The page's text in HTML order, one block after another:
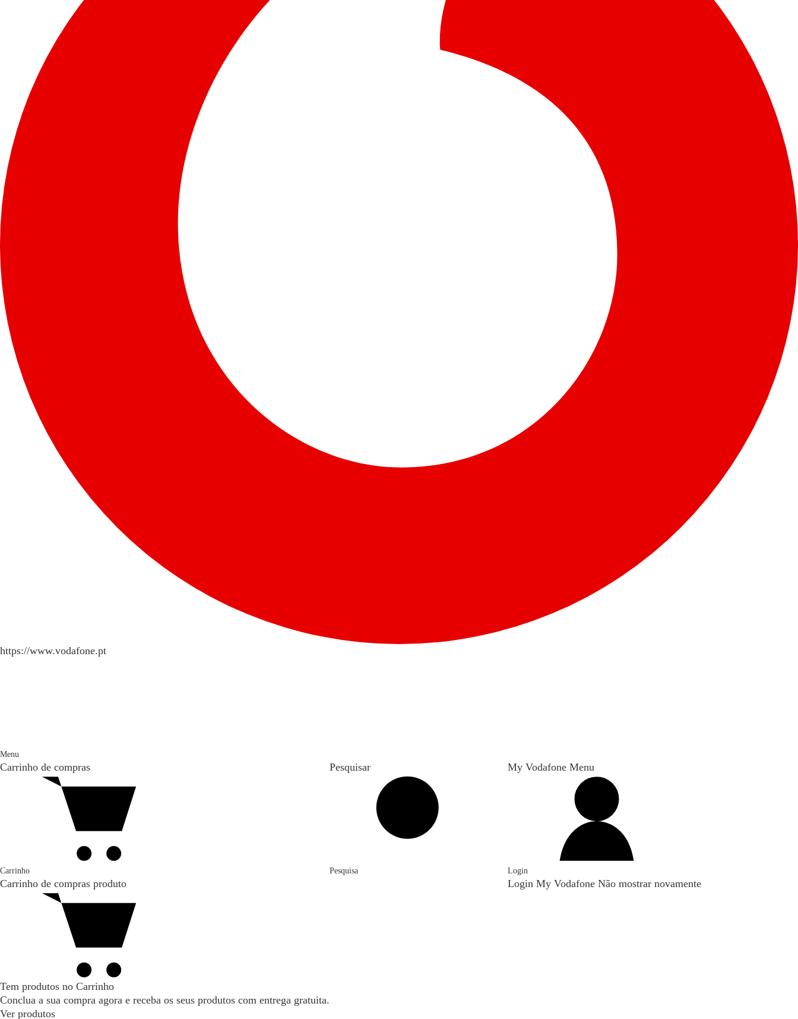
https://www.vodafone.pt
Menu
Carrinho de compras
Carrinho
Carrinho de compras produto
Tem produtos no Carrinho
Conclua a sua compra agora e receba os seus produtos com entrega gratuita.
Ver produtos
Pesquisar
Pesquisa
My Vodafone Menu
Login
Login My Vodafone Não mostrar novamente